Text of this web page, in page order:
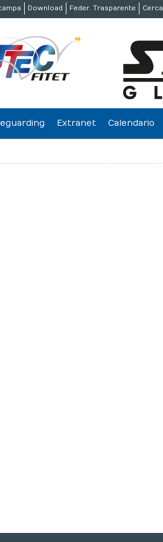
Download Feder. Trasparente Cerca
Extranet Calendario